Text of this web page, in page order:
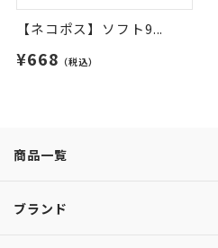
【ネコポス】ソフト9...
¥668 （税込）
商品一覧
ブランド